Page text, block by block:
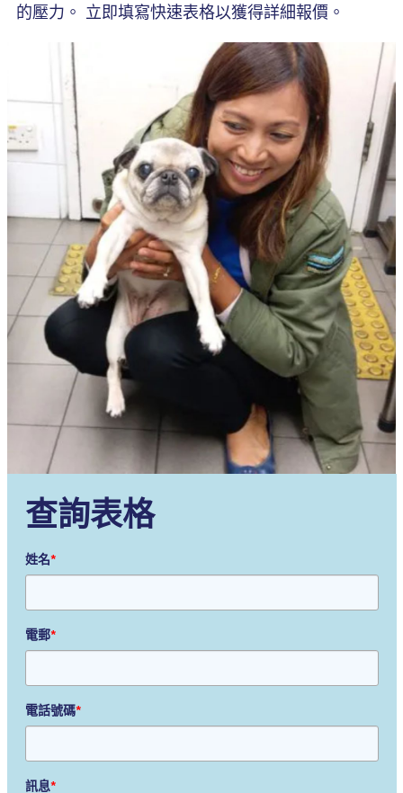
的壓力。 立即填寫快速表格以獲得詳細報價。
查詢表格
姓名*
電郵*
電話號碼*
訊息*